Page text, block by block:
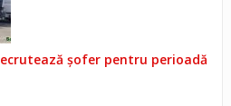
recrutează șofer pentru perioadă